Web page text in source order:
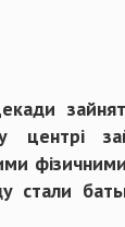
центрі
стали